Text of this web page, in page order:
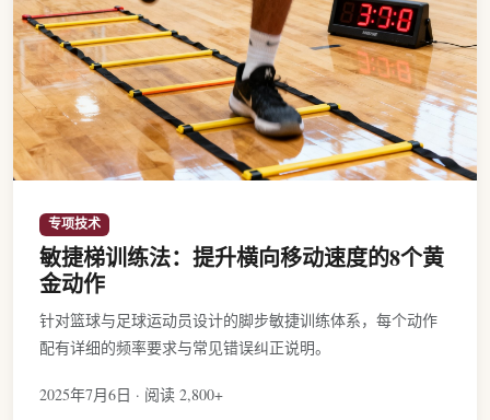
专项技术
敏捷梯训练法：提升横向移动速度的8个黄
金动作
针对篮球与足球运动员设计的脚步敏捷训练体系，每个动作
配有详细的频率要求与常见错误纠正说明。
2025年7月6日 · 阅读 2,800+